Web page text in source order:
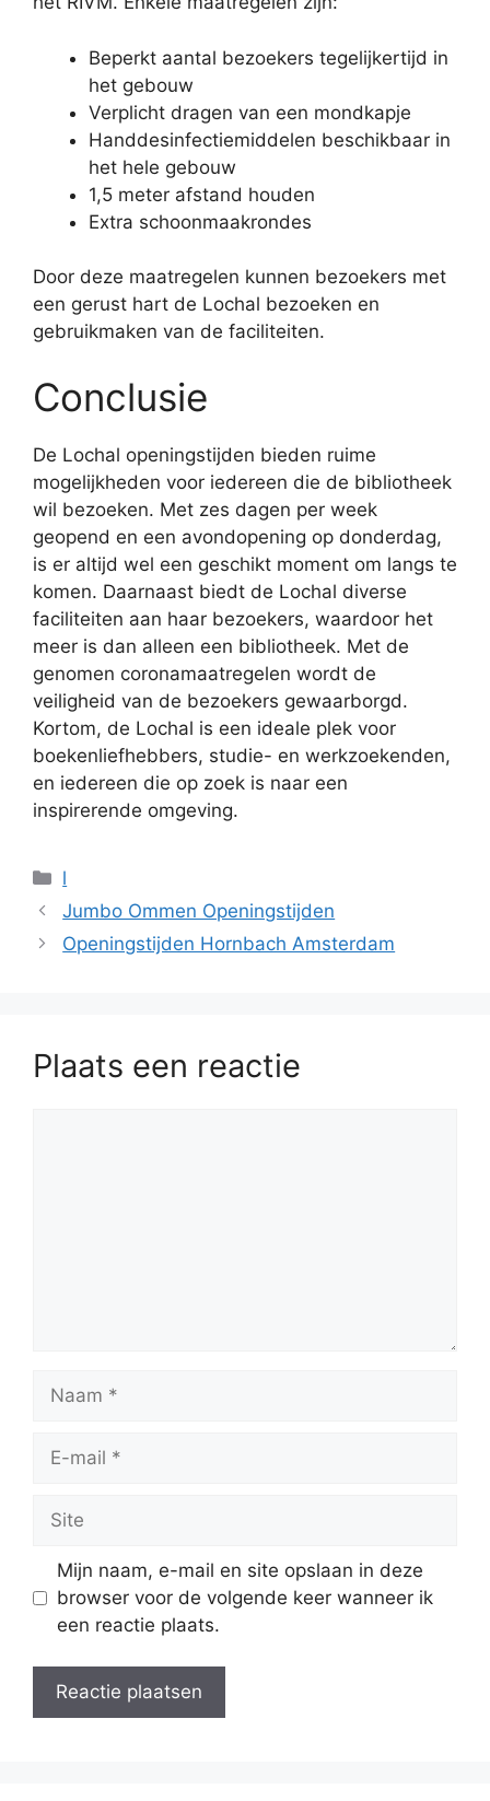
Beperkt aantal bezoekers tegelijkertijd in
het gebouw
Verplicht dragen van een mondkapje
Handdesinfectiemiddelen beschikbaar in
het hele gebouw
1,5 meter afstand houden
Extra schoonmaakrondes
Door deze maatregelen kunnen bezoekers met
een gerust hart de Lochal bezoeken en
gebruikmaken van de faciliteiten.
Conclusie
De Lochal openingstijden bieden ruime
mogelijkheden voor iedereen die de bibliotheek
wil bezoeken. Met zes dagen per week
geopend en een avondopening op donderdag,
is er altijd wel een geschikt moment om langs te
komen. Daarnaast biedt de Lochal diverse
faciliteiten aan haar bezoekers, waardoor het
meer is dan alleen een bibliotheek. Met de
genomen coronamaatregelen wordt de
veiligheid van de bezoekers gewaarborgd.
Kortom, de Lochal is een ideale plek voor
boekenliefhebbers, studie- en werkzoekenden,
en iedereen die op zoek is naar een
inspirerende omgeving.
Categorieën
l
Jumbo Ommen Openingstijden
Openingstijden Hornbach Amsterdam
Plaats een reactie
mail
Mijn naam, e-mail en site opslaan in deze
browser voor de volgende keer wanneer ik
een reactie plaats.